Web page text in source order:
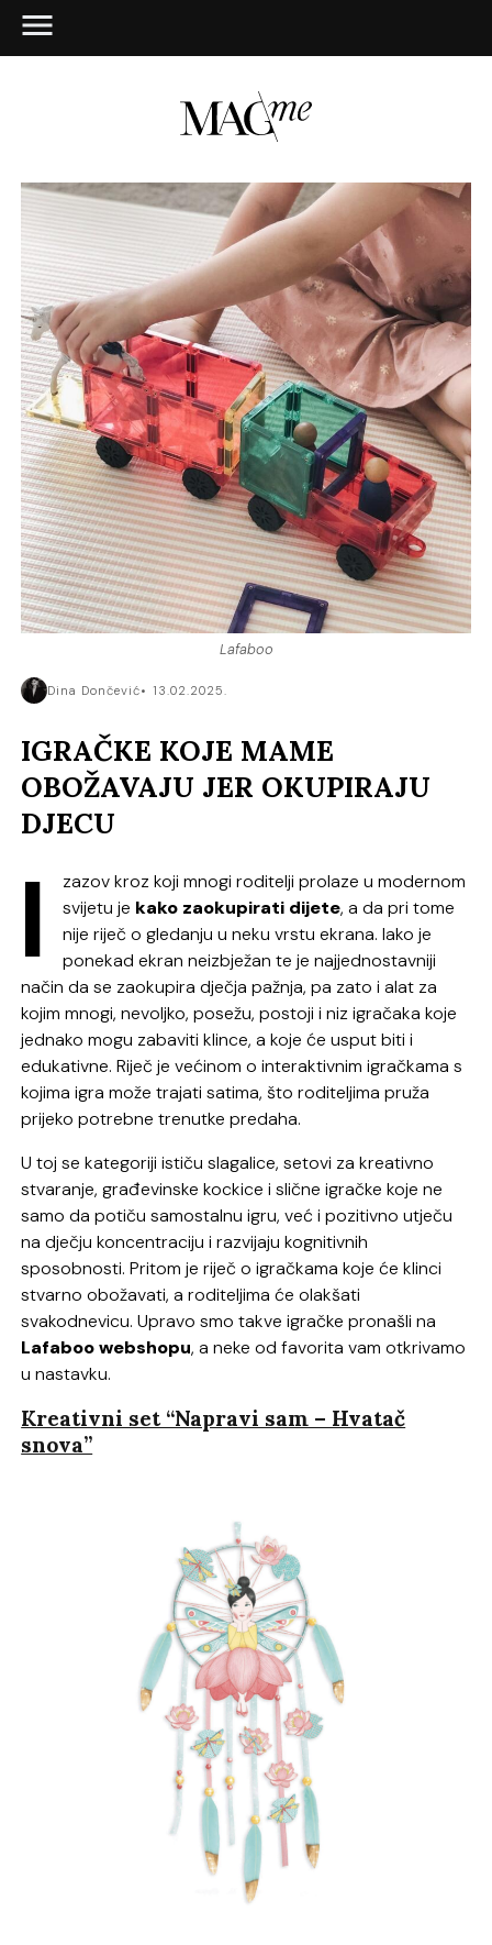
Lafaboo
Dina Dončević 13.02.2025.
IGRAČKE KOJE MAME
OBOŽAVAJU JER OKUPIRAJU
DJECU
I
zazov kroz koji mnogi roditelji prolaze u modernom
svijetu je kako zaokupirati dijete, a da pri tome
nije riječ o gledanju u neku vrstu ekrana. Iako je
ponekad ekran neizbježan te je najjednostavniji
način da se zaokupira dječja pažnja, pa zato i alat za
kojim mnogi, nevoljko, posežu, postoji i niz igračaka koje
jednako mogu zabaviti klince, a koje će usput biti i
edukativne. Riječ je većinom o interaktivnim igračkama s
kojima igra može trajati satima, što roditeljima pruža
prijeko potrebne trenutke predaha.
U toj se kategoriji ističu slagalice, setovi za kreativno
stvaranje, građevinske kockice i slične igračke koje ne
samo da potiču samostalnu igru, već i pozitivno utječu
na dječju koncentraciju i razvijaju kognitivnih
sposobnosti. Pritom je riječ o igračkama koje će klinci
stvarno obožavati, a roditeljima će olakšati
svakodnevicu. Upravo smo takve igračke pronašli na
Lafaboo webshopu, a neke od favorita vam otkrivamo
u nastavku.
Kreativni set “Napravi sam – Hvatač
snova”